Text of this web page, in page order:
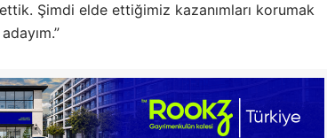
Şimdi elde ettiğimiz kazanımları korumak